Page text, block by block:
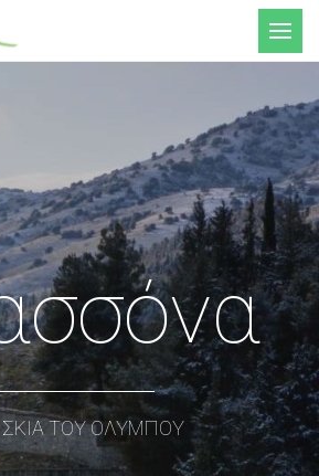
Μενού
ΤΟΥ ΟΛΥΜΠΟΥ